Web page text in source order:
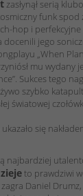
zasłynął serią
funk spod
hop i perfekcyjne
docenili jego
„When
mu wydany
Sukces tego
szybko
światowej
się
najbardziej
to prawdziwi
Daniel